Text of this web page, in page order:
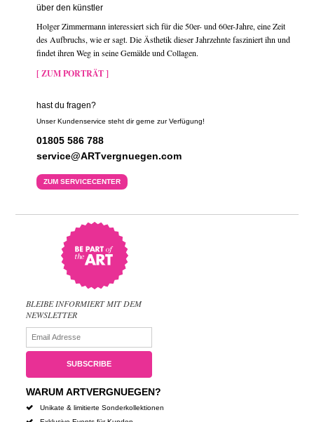
über den künstler
Holger Zimmermann interessiert sich für die 50er- und 60er-Jahre, eine Zeit
des Aufbruchs, wie er sagt. Die Ästhetik dieser Jahrzehnte fasziniert ihn und
findet ihren Weg in seine Gemälde und Collagen.
[ ZUM PORTRÄT ]
hast du fragen?
Unser Kundenservice steht dir gerne zur Verfügung!
01805 586 788
service@ARTvergnuegen.com
ZUM SERVICECENTER
BLEIBE INFORMIERT MIT DEM
NEWSLETTER
WARUM ARTVERGNUEGEN?
Unikate & limitierte Sonderkollektionen